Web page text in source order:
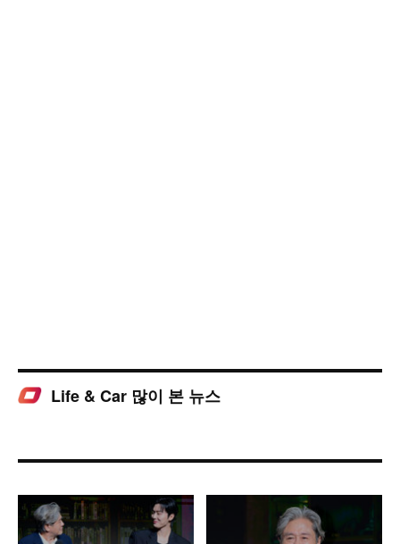
Life & Car 많이 본 뉴스